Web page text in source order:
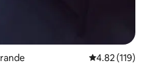
Calificación
4.82 (119)